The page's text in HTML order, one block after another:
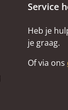
Service
Heb je
je graag.
Of via ons